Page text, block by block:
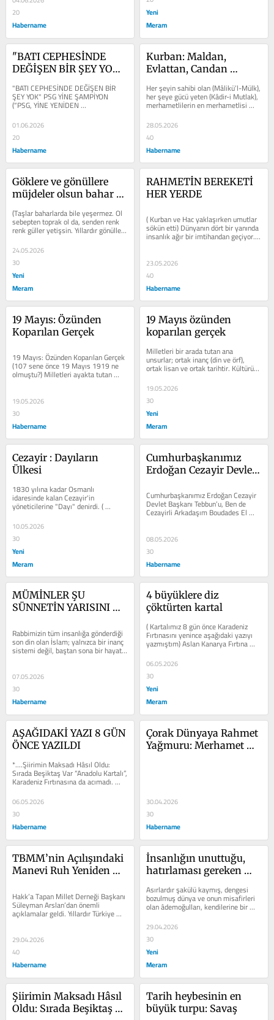
20
Habername
Yeni
Meram
"BATI CEPHESİNDE
DEĞİŞEN BİR ŞEY YOK"
"BATI CEPHESİNDE DEĞİŞEN BİR
ŞEY YOK" PSG YİNE ŞAMPİYON
(“PSG, YİNE YENİDEN
ŞAMPİYON.Şampiyonlar Ligi final
mücadelesinde...
01.06.2026
20
Habername
Kurban: Maldan,
Evlattan, Candan
Teslimiyetin Adı
Her şeyin sahibi olan (Mâlikü’l-Mülk),
her şeye gücü yeten (Kâdir-i Mutlak),
merhametlilerin en merhametlisi
28.05.2026
40
Habername
Göklere ve gönüllere
müjdeler olsun bahar
(Taşlar baharlarda bile yeşermez. Ol
sebepten toprak ol da, senden renk
renk güller yetişsin. Yıllardır gönüller
incittin,  kalpler kırdın....
24.05.2026
30
Yeni
Meram
RAHMETİN BEREKETİ
HER YERDE
( Kurban ve Hac yaklaşırken umutlar
sökün etti) Dünyanın dört bir yanında
insanlık ağır bir imtihandan geçiyor.
Özellikle içinde...
23.05.2026
40
Habername
19 Mayıs: Özünden
Koparılan Gerçek
19 Mayıs: Özünden Koparılan Gerçek
(107 sene önce 19 Mayıs 1919 ne
olmuştu?) Milletleri ayakta tutan
görünmez sütunlar vardır. Bunlar;...
19.05.2026
30
Habername
19 Mayıs özünden
koparılan gerçek
Milletleri bir arada tutan ana
unsurlar; ortak inanç (din ve örf),
ortak lisan ve ortak tarihtir. Kültürün
19.05.2026
30
Yeni
Meram
Cezayir : Dayıların
Ülkesi
1830 yılına kadar Osmanlı
idaresinde kalan Cezayir'in
yöneticilerine "Dayı" denirdi. (
Osmanlı'da Cezayir Toprakları bu...
10.05.2026
30
Yeni
Meram
Cumhurbaşkanımız
Erdoğan Cezayir Devlet
de Cezayirli Arkadaşım
Boudades El Mokhtar'ı
Ağırladım
Cumhurbaşkanımız Erdoğan Cezayir
Devlet Başkanı Tebbun’u, Ben de
Cezayirli Arkadaşım Boudades El
Mokhtar'ı Ağırladım...
08.05.2026
30
Habername
MÜMİNLER ŞU
SÜNNETİN YARISINI
BULUR
Rabbimizin tüm insanlığa gönderdiği
son din olan İslam; yalnızca bir inanç
sistemi değil, baştan sona bir hayat
nizamıdır. İtikadıyla...
07.05.2026
30
Habername
4 büyüklere diz
çöktürten kartal
( Kartalımız 8 gün önce Karadeniz
Fırtınasını yenince aşağıdaki yazıyı
yazmıştım) Aslan Kanarya Fırtına
Tamam  Sırada Beşiktaş...
06.05.2026
30
Yeni
Meram
AŞAĞIDAKİ YAZI 8 GÜN
ÖNCE YAZILDI
*....Şiirimin Maksadı Hâsıl Oldu:
Sırada Beşiktaş Var “Anadolu Kartalı”,
Karadeniz Fırtınasına da acımadı.
06.05.2026
30
Habername
Çorak Dünyaya Rahmet
Yağmuru: Merhamet
30.04.2026
30
Habername
TBMM’nin Açılışındaki
Manevi Ruh Yeniden
Hakk’a Tapan Millet Derneği Başkanı
Süleyman Arslan’dan önemli
açıklamalar geldi. Yıllardır Türkiye
Cumhuriyeti Devleti’nin kuruluş...
29.04.2026
40
Habername
İnsanlığın unuttuğu,
hatırlaması gereken
Asırlardır şakülü kaymış, dengesi
bozulmuş dünya ve onun misafirleri
olan âdemoğulları, kendilerine bir
kurtarıcı nefha arıyorlar. Üç...
29.04.2026
30
Yeni
Meram
Şiirimin Maksadı Hâsıl
Oldu: Sırada Beşiktaş
Tarih heybesinin en
büyük turpu: Savaş